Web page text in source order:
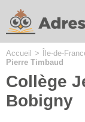
Accueil > Île-de-
Pierre Timbaud
Collège
Bobigny